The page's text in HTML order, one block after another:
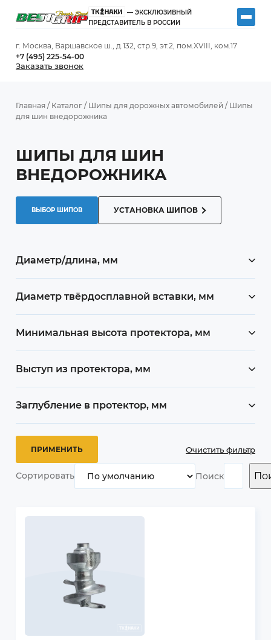
— ЭКСКЛЮЗИВНЫЙ
ПРЕДСТАВИТЕЛЬ В РОССИИ
г. Москва, Варшавское ш., д.132, стр.9, эт.2, пом.XVIII, ком.17
+7 (495) 225-54-00
Заказать звонок
Главная / Каталог / Шипы для дорожных автомобилей / Шипы
для шин внедорожника
ШИПЫ ДЛЯ ШИН
ВНЕДОРОЖНИКА
ВЫБОР ШИПОВ УСТАНОВКА ШИПОВ
Диаметр/длина, мм
Диаметр твёрдосплавной вставки, мм
Минимальная высота протектора, мм
Выступ из протектора, мм
Заглубление в протектор, мм
Очистить фильтр
Сортировать Поиск